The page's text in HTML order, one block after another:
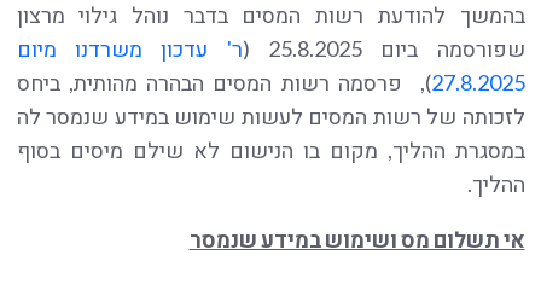
בהמשך להודעת רשות המסים בדבר נוהל גילוי מרצון
שפורסמה ביום 25.8.2025 (
ר' עדכון משרדנו מיום
27.8.2025), פרסמה רשות המסים הבהרה מהותית, ביחס
לזכותה של רשות המסים לעשות שימוש במידע שנמסר לה
במסגרת ההליך, מקום בו הנישום לא שילם מיסים בסוף
ההליך.
אי תשלום מס ושימוש במידע שנמסר